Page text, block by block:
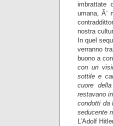
imbrattate
umana, Ã¨
nostra
In quel
verranno
buono a
con un
sottile e
cuore
restavano
condotti da
seducente
L’Adolf